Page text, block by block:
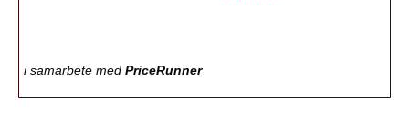
i samarbete med PriceRunner